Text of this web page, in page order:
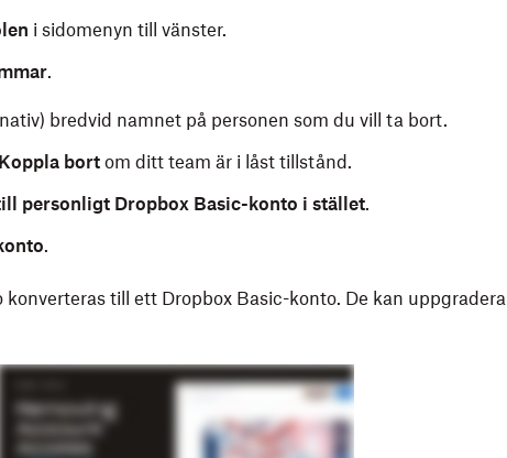
i sidomenyn till vänster.
.
bredvid namnet på personen som du vill ta bort.
Koppla bort om ditt team är i låst tillstånd.
personligt Dropbox Basic-konto i stället.
.
till ett Dropbox Basic-konto. De kan uppgradera